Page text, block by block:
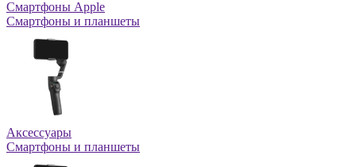
Смартфоны Apple
Смартфоны и планшеты
Аксессуары
Смартфоны и планшеты